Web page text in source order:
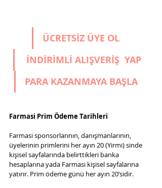
ÜCRETSİZ ÜYE OL
İNDİRİMLİ ALIŞVERİŞ YAP
PARA KAZANMAYA BAŞLA
Farmasi Prim Ödeme Tarihleri
Farmasi sponsorlarının, danışmanlarının,
üyelerinin primlerini her ayın 20 (Yirmi) sinde
kişisel sayfalarında belirttikleri banka
hesaplarına yada Farmasi kişisel sayfalarına
yatırır. Prim ödeme günü her ayın 20’sidir.